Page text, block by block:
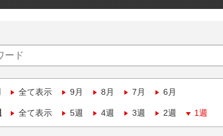
全て表示 9月 8月 7月 6月
全て表示 5週 4週 3週 2週 1週